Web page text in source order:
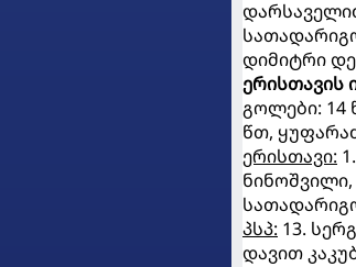
დიმიტრი
ერისთავის
გოლები: 14
წთ,
ერისთავი:
ნინოშვილი,
პსპ: 13.
დავით